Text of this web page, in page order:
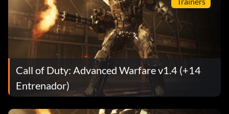
Call of Duty: Advanced Warfare v1.4 (+14
Entrenador)